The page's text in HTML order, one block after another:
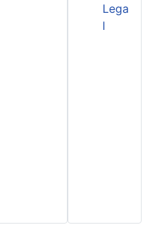
Lega
l